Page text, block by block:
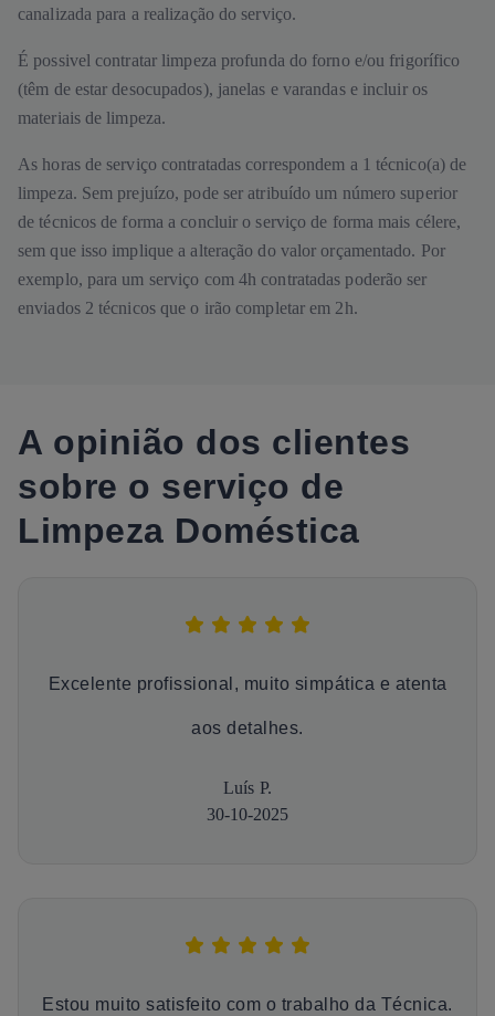
canalizada para a realização do serviço.
É possivel contratar limpeza profunda do forno e/ou frigorífico
(têm de estar desocupados), janelas e varandas e incluir os
materiais de limpeza.
As horas de serviço contratadas correspondem a 1 técnico(a) de
limpeza. Sem prejuízo, pode ser atribuído um número superior
de técnicos de forma a concluir o serviço de forma mais célere,
sem que isso implique a alteração do valor orçamentado. Por
exemplo, para um serviço com 4h contratadas poderão ser
enviados 2 técnicos que o irão completar em 2h.
A opinião dos clientes
sobre o serviço de
Limpeza Doméstica
Excelente profissional, muito simpática e atenta
aos detalhes.
Luís P.
30-10-2025
Estou muito satisfeito com o trabalho da Técnica.